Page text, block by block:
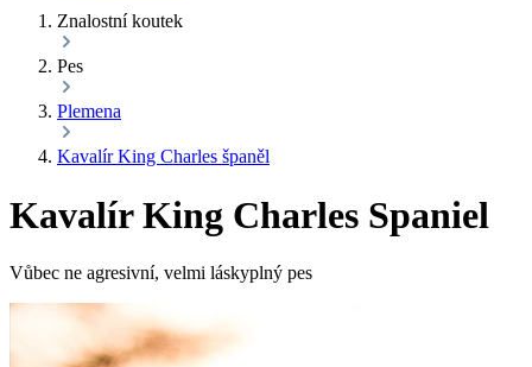
Znalostní koutek
Pes
Plemena
Kavalír King Charles španěl
Kavalír King Charles Spaniel
Vůbec ne agresivní, velmi láskyplný pes